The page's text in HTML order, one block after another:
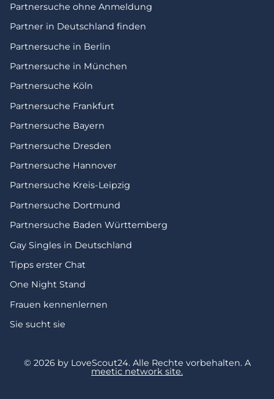
Partnersuche ohne Anmeldung
Partner in Deutschland finden
Partnersuche in Berlin
Partnersuche in München
Partnersuche Köln
Partnersuche Frankfurt
Partnersuche Bayern
Partnersuche Dresden
Partnersuche Hannover
Partnersuche Kreis-Leipzig
Partnersuche Dortmund
Partnersuche Baden Württemberg
Gay Singles in Deutschland
Tipps erster Chat
One Night Stand
Frauen kennenlernen
Sie sucht sie
© 2026 by LoveScout24. Alle Rechte vorbehalten. A
meetic network site.